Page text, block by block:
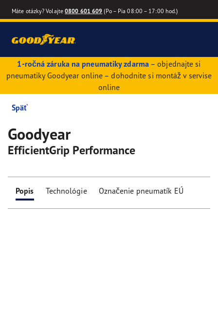
Máte otázky? Volajte0800 601 609 (Po – Pia 08:00 – 17:00 hod.)
1-ročná záruka na pneumatiky zdarma– objednajte si
pneumatiky Goodyear online – dohodnite si montáž v servise
online
Späť
Goodyear
EfficientGrip Performance
Popis Technológie Označenie pneumatík EÚ